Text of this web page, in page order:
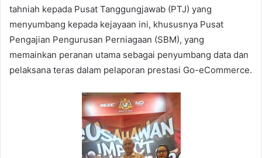
tahniah kepada Pusat Tanggungjawab (PTJ) yang
menyumbang kepada kejayaan ini, khususnya Pusat
Pengajian Pengurusan Perniagaan (SBM), yang
memainkan peranan utama sebagai penyumbang data dan
pelaksana teras dalam pelaporan prestasi Go-eCommerce.